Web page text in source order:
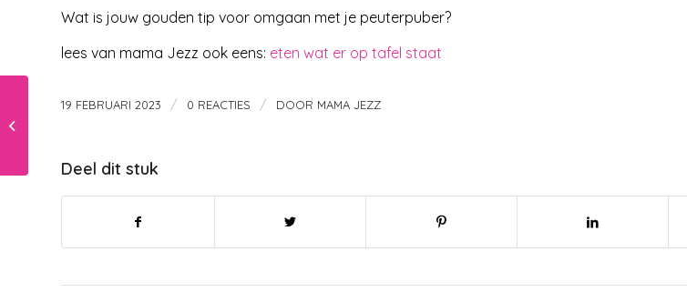
Wat is jouw gouden tip voor omgaan met je peuterpuber?
lees van mama Jezz ook eens: eten wat er op tafel staat
19 FEBRUARI 2023 / 0 REACTIES / DOOR MAMA JEZZ
Deel dit stuk
Dertienjarige opgepakt voor